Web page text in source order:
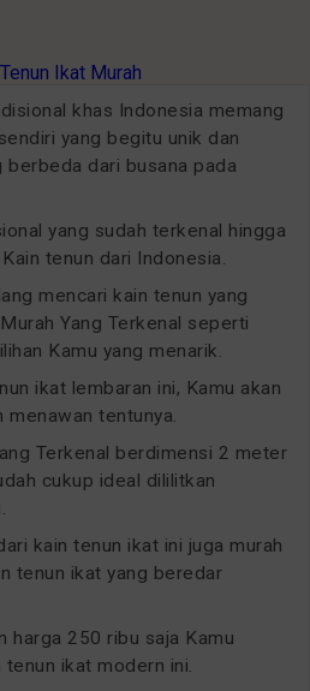
khas Indonesia memang
yang begitu unik dan
berbeda dari busana pada
yang sudah terkenal hingga
tenun dari Indonesia.
mencari kain tenun yang
Yang Terkenal seperti
Kamu yang menarik.
ikat lembaran ini, Kamu akan
tentunya.
Terkenal berdimensi 2 meter
cukup ideal dililitkan
kain tenun ikat ini juga murah
tenun ikat yang beredar
harga 250 ribu saja Kamu
ikat modern ini.